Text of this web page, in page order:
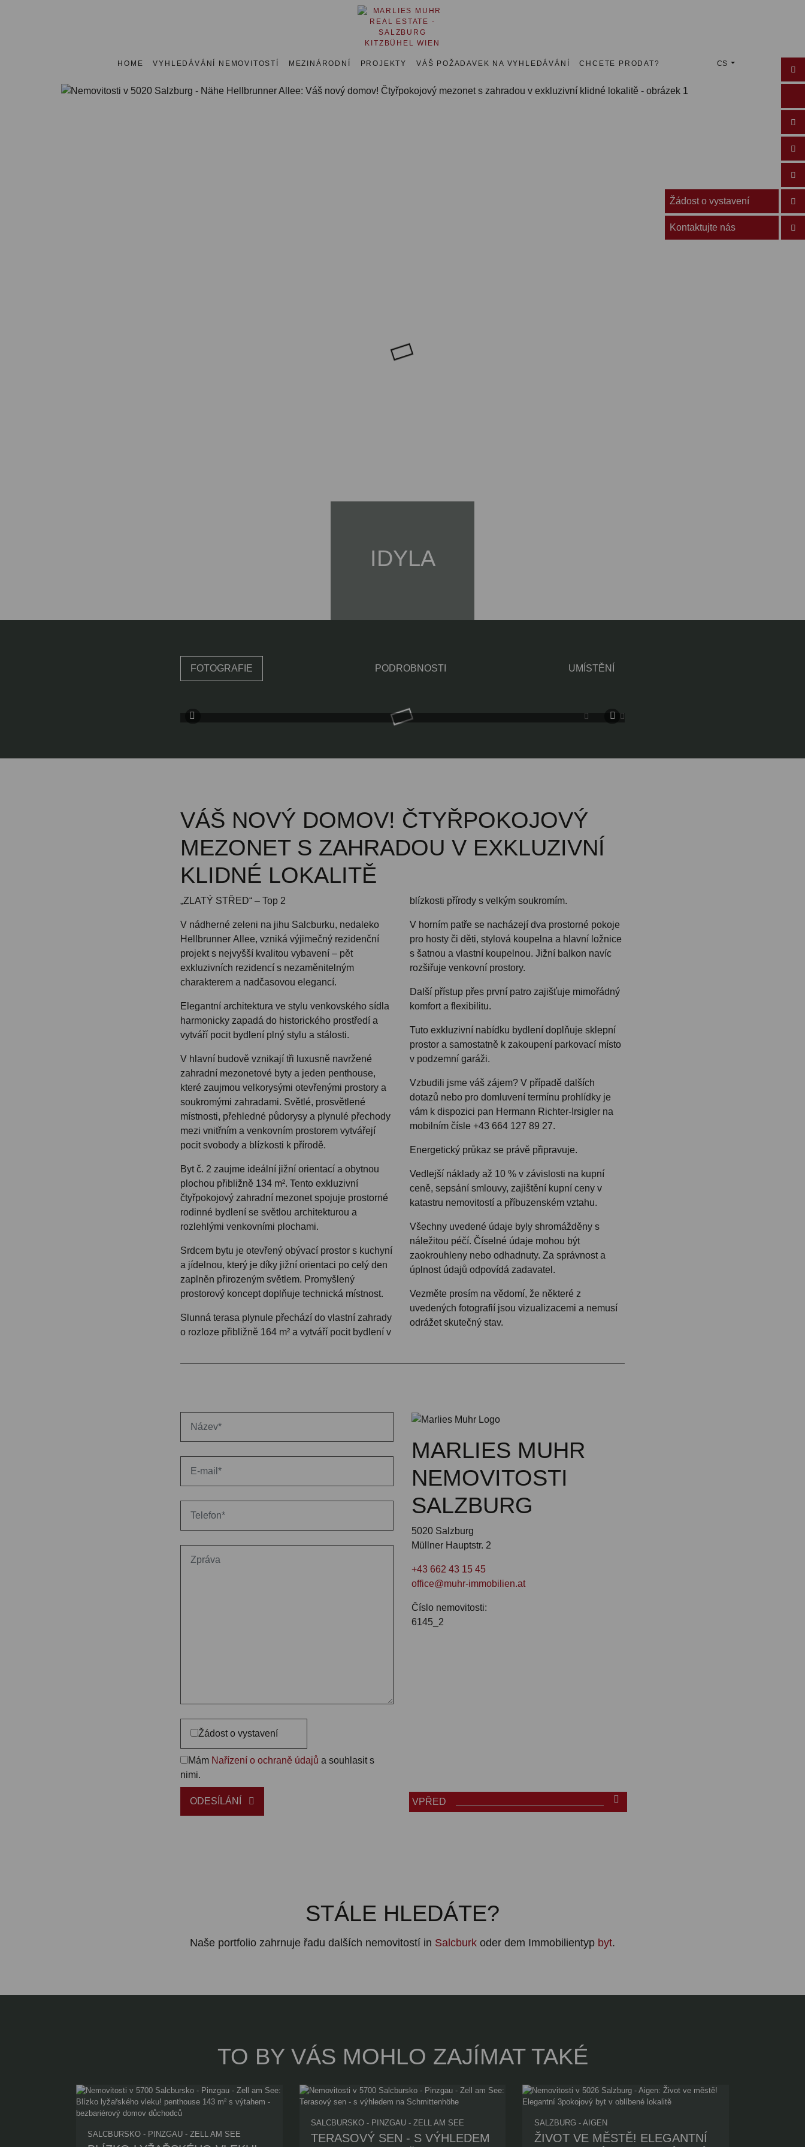
CS
HOME VYHLEDÁVÁNÍ NEMOVITOSTÍ MEZINÁRODNÍ PROJEKTY VÁŠ POŽADAVEK NA VYHLEDÁVÁNÍ CHCETE PRODAT?
IDYLA
Žádost o vystavení
Kontaktujte nás
FOTOGRAFIE PODROBNOSTI UMÍSTĚNÍ
VÁŠ NOVÝ DOMOV! ČTYŘPOKOJOVÝ
MEZONET S ZAHRADOU V EXKLUZIVNÍ
KLIDNÉ LOKALITĚ
„ZLATÝ STŘED“ – Top 2
V nádherné zeleni na jihu Salcburku, nedaleko
Hellbrunner Allee, vzniká výjimečný rezidenční
projekt s nejvyšší kvalitou vybavení – pět
exkluzivních rezidencí s nezaměnitelným
charakterem a nadčasovou elegancí.
Elegantní architektura ve stylu venkovského sídla
harmonicky zapadá do historického prostředí a
vytváří pocit bydlení plný stylu a stálosti.
V hlavní budově vznikají tři luxusně navržené
zahradní mezonetové byty a jeden penthouse,
které zaujmou velkorysými otevřenými prostory a
soukromými zahradami. Světlé, prosvětlené
místnosti, přehledné půdorysy a plynulé přechody
mezi vnitřním a venkovním prostorem vytvářejí
pocit svobody a blízkosti k přírodě.
Byt č. 2 zaujme ideální jižní orientací a obytnou
plochou přibližně 134 m². Tento exkluzivní
čtyřpokojový zahradní mezonet spojuje prostorné
rodinné bydlení se světlou architekturou a
rozlehlými venkovními plochami.
Srdcem bytu je otevřený obývací prostor s kuchyní
a jídelnou, který je díky jižní orientaci po celý den
zaplněn přirozeným světlem. Promyšlený
prostorový koncept doplňuje technická místnost.
Slunná terasa plynule přechází do vlastní zahrady
o rozloze přibližně 164 m² a vytváří pocit bydlení v
blízkosti přírody s velkým soukromím.
V horním patře se nacházejí dva prostorné pokoje
pro hosty či děti, stylová koupelna a hlavní ložnice
s šatnou a vlastní koupelnou. Jižní balkon navíc
rozšiřuje venkovní prostory.
Další přístup přes první patro zajišťuje mimořádný
komfort a flexibilitu.
Tuto exkluzivní nabídku bydlení doplňuje sklepní
prostor a samostatně k zakoupení parkovací místo
v podzemní garáži.
Vzbudili jsme váš zájem? V případě dalších
dotazů nebo pro domluvení termínu prohlídky je
vám k dispozici pan Hermann Richter-Irsigler na
mobilním čísle +43 664 127 89 27.
Energetický průkaz se právě připravuje.
Vedlejší náklady až 10 % v závislosti na kupní
ceně, sepsání smlouvy, zajištění kupní ceny v
katastru nemovitostí a příbuzenském vztahu.
Všechny uvedené údaje byly shromážděny s
náležitou péčí. Číselné údaje mohou být
zaokrouhleny nebo odhadnuty. Za správnost a
úplnost údajů odpovídá zadavatel.
Vezměte prosím na vědomí, že některé z
uvedených fotografií jsou vizualizacemi a nemusí
odrážet skutečný stav.
Žádost o vystavení
Mám Nařízení o ochraně údajů a souhlasit s
nimi.
ODESÍLÁNÍ
MARLIES MUHR
NEMOVITOSTI
SALZBURG
5020 Salzburg
Müllner Hauptstr. 2
+43 662 43 15 45
office@muhr-immobilien.at
Číslo nemovitosti:
6145_2
VPŘED
STÁLE HLEDÁTE?
Naše portfolio zahrnuje řadu dalších nemovitostí in Salcburk oder dem Immobilientyp byt.
TO BY VÁS MOHLO ZAJÍMAT TAKÉ
SALCBURSKO - PINZGAU - ZELL AM SEE
SALCBURSKO - PINZGAU - ZELL AM SEE
TERASOVÝ SEN - S VÝHLEDEM
SALZBURG - AIGEN
ŽIVOT VE MĚSTĚ! ELEGANTNÍ